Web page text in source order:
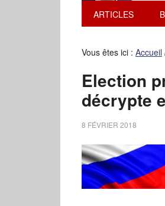
ARTICLES
Vous êtes ici : Accueil
Election
décrypte
8 FÉVRIER 2018